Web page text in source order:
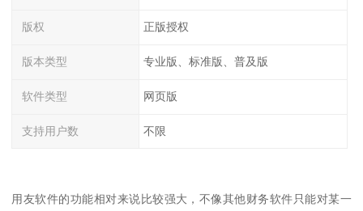
版权 正版授权
版本类型 专业版、标准版、普及版
软件类型 网页版
支持用户数 不限
用友软件的功能相对来说比较强大，不像其他财务软件只能对某一